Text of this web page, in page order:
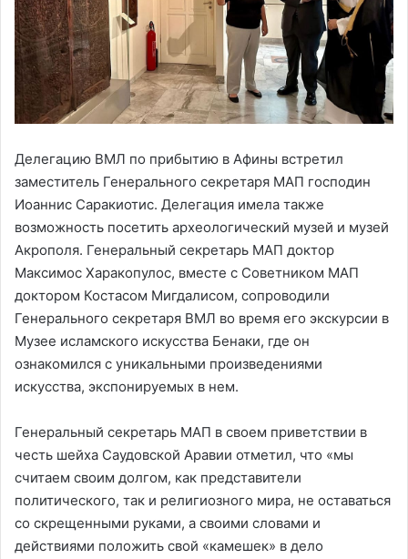
Делегацию ВМЛ по прибытию в Афины встретил
заместитель Генерального секретаря МАП господин
Иоаннис Саракиотис. Делегация имела также
возможность посетить археологический музей и музей
Акрополя. Генеральный секретарь МАП доктор
Максимос Харакопулос, вместе с Советником МАП
доктором Костасом Мигдалисом, сопроводили
Генерального секретаря ВМЛ во время его экскурсии в
Музее исламского искусства Бенаки, где он
ознакомился с уникальными произведениями
искусства, экспонируемых в нем.
Генеральный секретарь МАП в своем приветствии в
честь шейха Саудовской Аравии отметил, что «мы
считаем своим долгом, как представители
политического, так и религиозного мира, не оставаться
со скрещенными руками, а своими словами и
действиями положить свой «камешек» в дело